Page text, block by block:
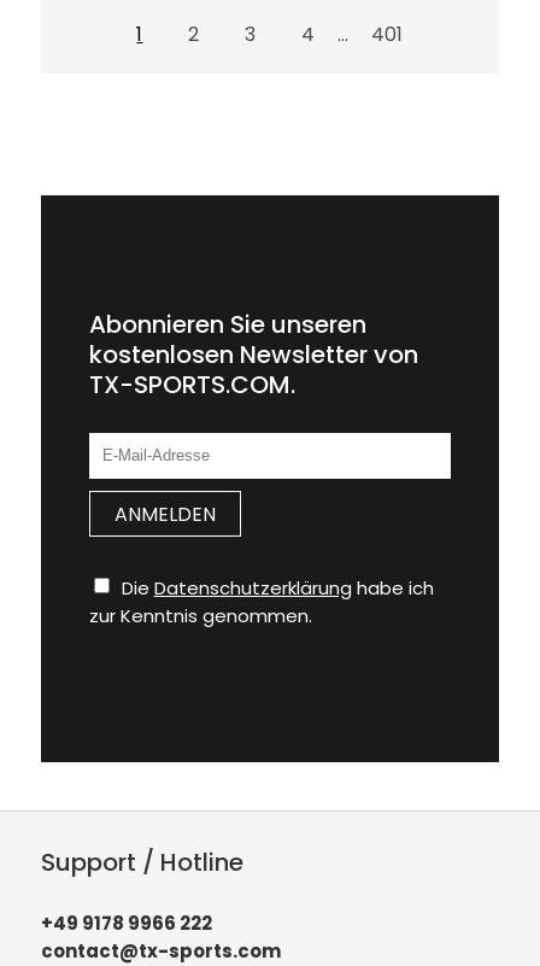
1 2 3 4 ... 401
Abonnieren Sie unseren
kostenlosen Newsletter von
TX-SPORTS.COM.
Die Datenschutzerklärung habe ich
zur Kenntnis genommen.
Support / Hotline
+49 9178 9966 222
contact@tx-sports.com